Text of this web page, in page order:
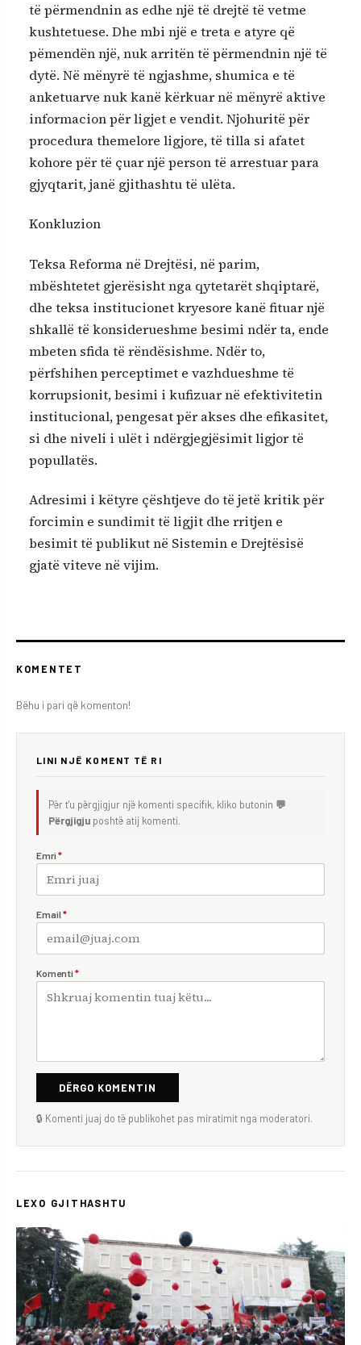
të përmendnin as edhe një të drejtë të vetme
kushtetuese. Dhe mbi një e treta e atyre që
pëmendën një, nuk arritën të përmendnin një të
dytë. Në mënyrë të ngjashme, shumica e të
anketuarve nuk kanë kërkuar në mënyrë aktive
informacion për ligjet e vendit. Njohuritë për
procedura themelore ligjore, të tilla si afatet
kohore për të çuar një person të arrestuar para
gjyqtarit, janë gjithashtu të ulëta.
Konkluzion
Teksa Reforma në Drejtësi, në parim,
mbështetet gjerësisht nga qytetarët shqiptarë,
dhe teksa institucionet kryesore kanë fituar një
shkallë të konsiderueshme besimi ndër ta, ende
mbeten sfida të rëndësishme. Ndër to,
përfshihen perceptimet e vazhdueshme të
korrupsionit, besimi i kufizuar në efektivitetin
institucional, pengesat për akses dhe efikasitet,
si dhe niveli i ulët i ndërgjegjësimit ligjor të
popullatës.
Adresimi i këtyre çështjeve do të jetë kritik për
forcimin e sundimit të ligjit dhe rritjen e
besimit të publikut në Sistemin e Drejtësisë
gjatë viteve në vijim.
KOMENTET
Bëhu i pari që komenton!
LINI NJË KOMENT TË RI
Për t'u përgjigjur një komenti specifik, kliko butonin 💬
Përgjigju poshtë atij komenti.
Emri *
Email *
Komenti *
DËRGO KOMENTIN
🔒 Komenti juaj do të publikohet pas miratimit nga moderatori.
LEXO GJITHASHTU